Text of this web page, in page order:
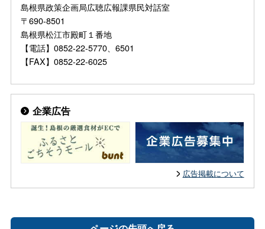
島根県政策企画局広聴広報課県民対話室
〒690-8501
島根県松江市殿町１番地
【電話】0852-22-5770、6501
【FAX】0852-22-6025
企業広告
広告掲載について